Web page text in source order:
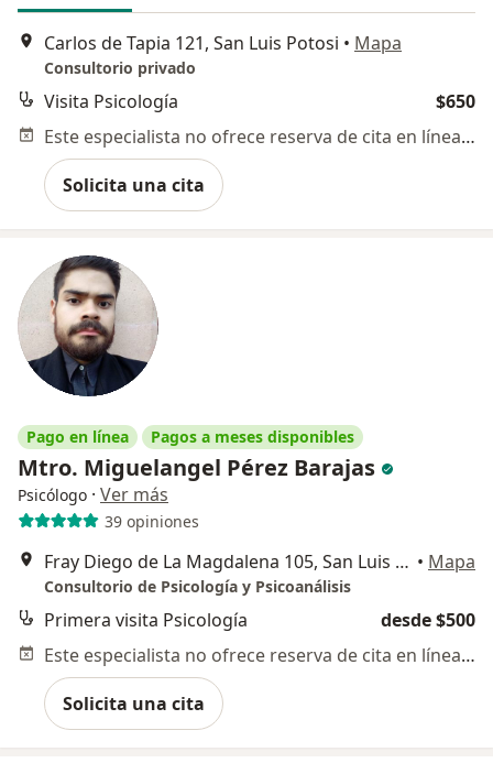
Carlos de Tapia 121, San Luis Potosi • Mapa
Consultorio privado
Visita Psicología
$650
Este especialista no ofrece reserva de cita en línea en esta dirección.
Solicita una cita
Pago en línea Pagos a meses disponibles
Mtro. Miguelangel Pérez Barajas
Psicólogo · Ver más
39 opiniones
Fray Diego de La Magdalena 105, San Luis Potosi • Mapa
Consultorio de Psicología y Psicoanálisis
Primera visita Psicología
desde $500
Este especialista no ofrece reserva de cita en línea en esta dirección.
Solicita una cita